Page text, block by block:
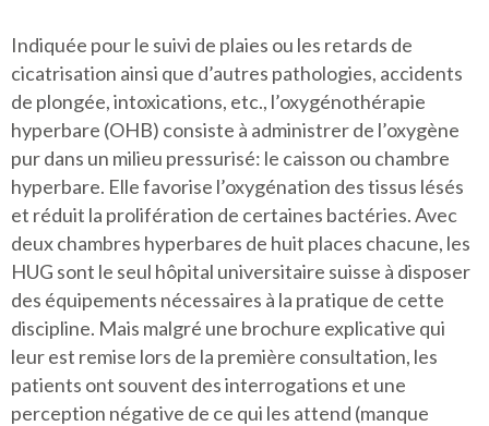
Indiquée pour le suivi de plaies ou les retards de
cicatrisation ainsi que d’autres pathologies, accidents
de plongée, intoxications, etc., l’oxygénothérapie
hyperbare (OHB) consiste à administrer de l’oxygène
pur dans un milieu pressurisé: le caisson ou chambre
hyperbare. Elle favorise l’oxygénation des tissus lésés
et réduit la prolifération de certaines bactéries. Avec
deux chambres hyperbares de huit places chacune, les
HUG sont le seul hôpital universitaire suisse à disposer
des équipements nécessaires à la pratique de cette
discipline. Mais malgré une brochure explicative qui
leur est remise lors de la première consultation, les
patients ont souvent des interrogations et une
perception négative de ce qui les attend (manque